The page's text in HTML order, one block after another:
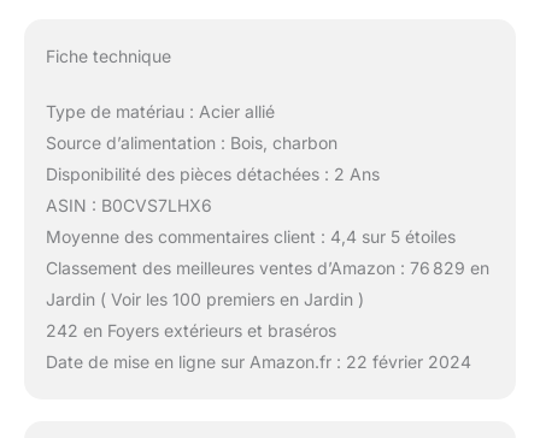
Fiche technique
Type de matériau : Acier allié
Source d’alimentation : Bois, charbon
Disponibilité des pièces détachées : 2 Ans
ASIN : B0CVS7LHX6
Moyenne des commentaires client : 4,4 sur 5 étoiles
Classement des meilleures ventes d’Amazon : 76 829 en
Jardin ( Voir les 100 premiers en Jardin )
242 en Foyers extérieurs et braséros
Date de mise en ligne sur Amazon.fr : 22 février 2024